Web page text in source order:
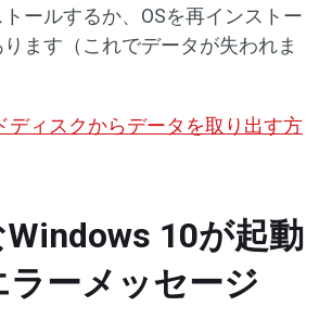
ールするか、OSを再インストー
ます（これでデータが失われま
ディスクからデータを取り出す方
10が起動
ラーメッセージ